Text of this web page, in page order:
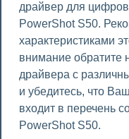
драйвер для
PowerShot S50.
характеристиками
внимание обратите
драйвера с
и убедитесь, что
входит в перечень
PowerShot S50.